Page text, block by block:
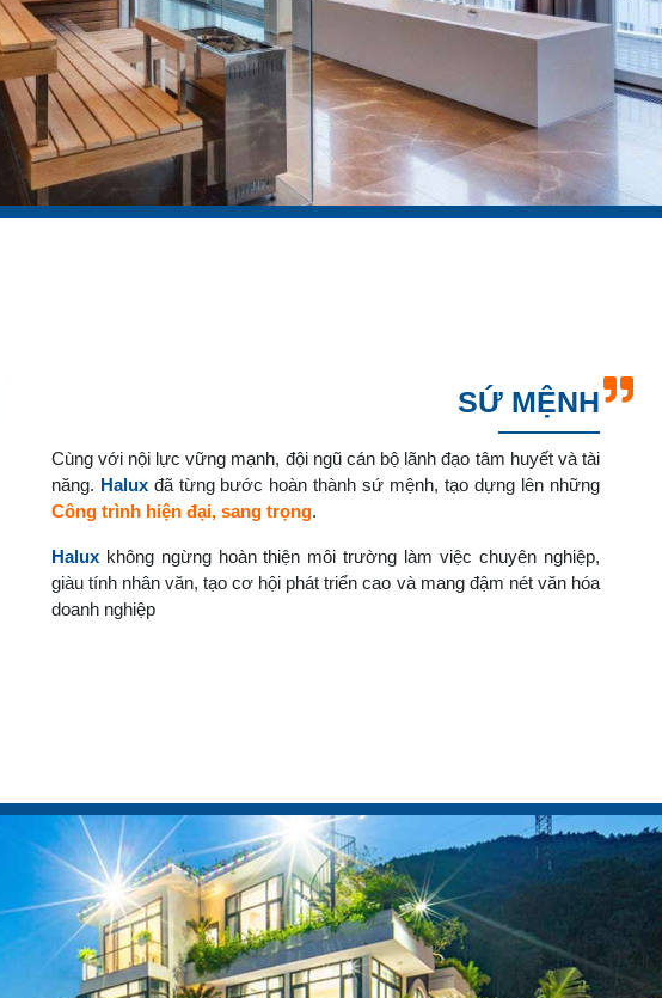
SỨ MỆNH
Cùng với nội lực vững mạnh, đội ngũ cán bộ lãnh đạo tâm huyết và tài
năng. Haluxđã từng bước hoàn thành sứ mệnh, tạo dựng lên những
Công trình hiện đại, sang trọng.
Haluxkhông ngừng hoàn thiện môi trường làm việc chuyên nghiệp,
giàu tính nhân văn, tạo cơ hội phát triển cao và mang đậm nét văn hóa
doanh nghiệp